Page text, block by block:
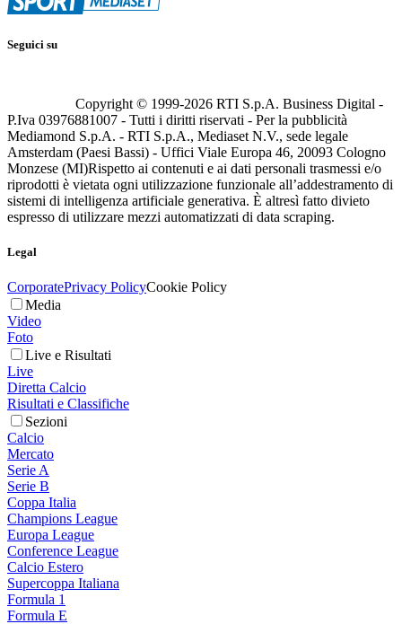
Seguici su
Copyright © 1999-2026 RTI S.p.A. Business Digital -
P.Iva 03976881007 - Tutti i diritti riservati - Per la pubblicità
Mediamond S.p.A. - RTI S.p.A., Mediaset N.V., sede legale
Amsterdam (Paesi Bassi) - Uffici Viale Europa 46, 20093 Cologno
Monzese (MI)Rispetto ai contenuti e ai dati personali trasmessi e/o
riprodotti è vietata ogni utilizzazione funzionale all’addestramento di
sistemi di intelligenza artificiale generativa. È altresì fatto divieto
espresso di utilizzare mezzi automatizzati di data scraping.
Legal
CorporatePrivacy PolicyCookie Policy
Media
Video
Foto
Live e Risultati
Live
Diretta Calcio
Risultati e Classifiche
Sezioni
Calcio
Mercato
Serie A
Serie B
Coppa Italia
Champions League
Europa League
Conference League
Calcio Estero
Supercoppa Italiana
Formula 1
Formula E